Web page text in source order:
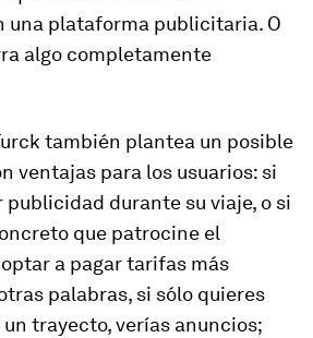
una plataforma publicitaria. O
algo completamente
también plantea un posible
ventajas para los usuarios: si
publicidad durante su viaje, o si
que patrocine el
a pagar tarifas más
palabras, si sólo quieres
trayecto, verías anuncios;